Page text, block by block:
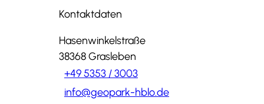
Kontaktdaten
Hasenwinkelstraße
38368Grasleben
+49 5353 / 3003
info@geopark-hblo.de